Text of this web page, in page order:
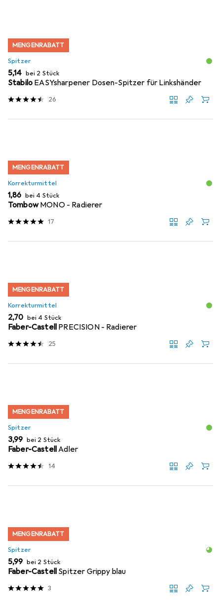
MENGENRABATT
Spitzer
EUR
5,14 bei 2 Stück
Stabilo EASYsharpener Dosen-Spitzer für Linkshänder
26
MENGENRABATT
Korrekturmittel
EUR
1,86 bei 4 Stück
Tombow MONO - Radierer
17
MENGENRABATT
Korrekturmittel
EUR
2,70 bei 4 Stück
Faber-Castell PRECISION - Radierer
25
MENGENRABATT
Spitzer
EUR
3,99 bei 2 Stück
Faber-CastellAdler
14
MENGENRABATT
Spitzer
EUR
5,99 bei 2 Stück
Faber-Castell Spitzer Grippy blau
3